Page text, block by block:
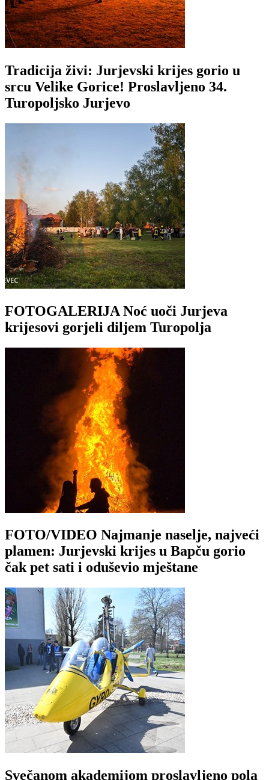
Tradicija živi: Jurjevski krijes gorio u
srcu Velike Gorice! Proslavljeno 34.
Turopoljsko Jurjevo
FOTOGALERIJA Noć uoči Jurjeva
krijesovi gorjeli diljem Turopolja
FOTO/VIDEO Najmanje naselje, najveći
plamen: Jurjevski krijes u Bapču gorio
čak pet sati i oduševio mještane
Svečanom akademijom proslavljeno pola